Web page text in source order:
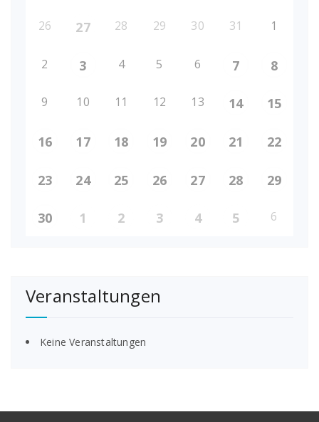
26 27 28 29 30 31 1
2 3 4 5 6 7 8
9 10 11 12 13 14 15
16 17 18 19 20 21 22
23 24 25 26 27 28 29
30 1 2 3 4 5 6
Veranstaltungen
Keine Veranstaltungen